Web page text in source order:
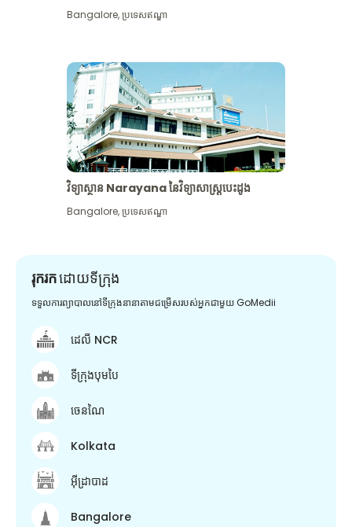
Bangalore,ប្រទេសឥណ្ឌា
វិទ្យាស្ថាន Narayana នៃវិទ្យាសាស្រ្តបេះដូង
Bangalore,ប្រទេសឥណ្ឌា
រុករកដោយទីក្រុង
ទទួលការព្យាបាលនៅទីក្រុងនានាតាមជម្រើសរបស់អ្នកជាមួយ GoMedii
ដេលី NCR
ទីក្រុងបុមបៃ
ចេនណៃ
Kolkata
អ៊ីដ្រាបាដ
Bangalore